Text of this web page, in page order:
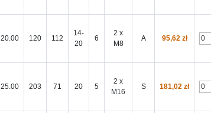
20.00 120 112
14-
20
6
2 x
M8
A 95,62 zł
25.00 203 71 20 5
2 x
M16
S 181,02 zł